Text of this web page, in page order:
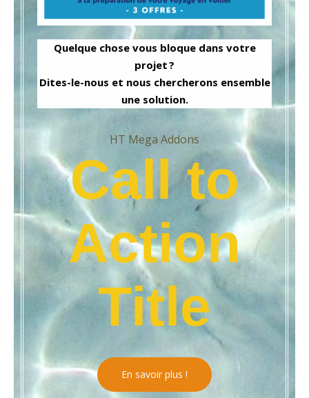
Quelque chose vous bloque dans votre
projet ?
Dites-le-nous et nous chercherons ensemble
une solution.
HT Mega Addons
Call to
Action
Title
En savoir plus !